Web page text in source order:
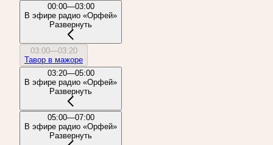
00:00—03:00
В эфире радио «Орфей»
Развернуть
03:00—03:20
Тавор в мажоре
03:20—05:00
В эфире радио «Орфей»
Развернуть
05:00—07:00
В эфире радио «Орфей»
Развернуть